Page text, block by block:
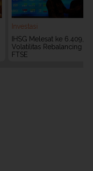
Investasi
IHSG Melesat ke 6.409,
Volatilitas Rebalancing
FTSE